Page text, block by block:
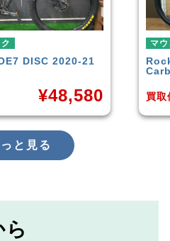
Rocky Mountain
Element
Carbon30 2022年モデル
買取価格
と見る